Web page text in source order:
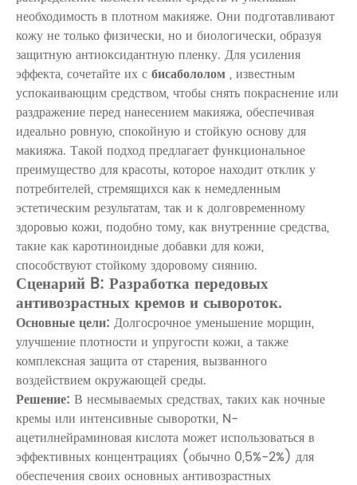
необходимость в плотном макияже. Они подготавливают
кожу не только физически, но и биологически, образуя
защитную антиоксидантную пленку. Для усиления
эффекта, сочетайте их сбисабололом, известным
успокаивающим средством, чтобы снять покраснение или
раздражение перед нанесением макияжа, обеспечивая
идеально ровную, спокойную и стойкую основу для
макияжа. Такой подход предлагает функциональное
преимущество для красоты, которое находит отклик у
потребителей, стремящихся как к немедленным
эстетическим результатам, так и к долговременному
здоровью кожи, подобно тому, как внутренние средства,
такие каккаротиноидные добавки для кожи,
способствуют стойкому здоровому сиянию.
Сценарий B: Разработка передовых
антивозрастных кремов и сывороток.
Основные цели: Долгосрочное уменьшение морщин,
улучшение плотности и упругости кожи, а также
комплексная защита от старения, вызванного
воздействием окружающей среды.
Решение: В несмываемых средствах, таких как ночные
кремы или интенсивные сыворотки, N-
ацетилнейраминовая кислотаможет использоваться в
эффективных концентрациях (обычно 0,5%-2%) для
обеспечения своих основных антивозрастных